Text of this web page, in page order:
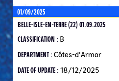
01/09/2025
BELLE-ISLE-EN-TERRE (22) 01.09.2025
CLASSIFICATION : B
DEPARTMENT : Côtes-d'Armor
DATE OF UPDATE : 18/12/2025